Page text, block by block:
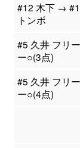
#12 木下 →
トンボ
#5 久井 フリ
ー○(3点)
#5 久井 フリ
ー○(4点)